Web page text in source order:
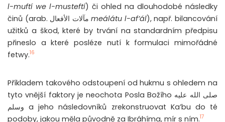
l-muftí we l-musteftí) či ohled na dlouhodobé následky
činů (arab.
مآلات الأفعالmeálátu l-af’ál), např. bilancování
užitků a škod, které by trvání na standardním předpisu
přineslo a které posléze nutí k formulaci mimořádné
fetwy.16
Příkladem takového odstoupení od hukmu s ohledem na
tyto vnější faktory je neochota Posla Božího صلى الله عليه
وسلمa jeho následovníků zrekonstruovat Ka’bu do té
podoby, jakou měla původně za Ibráhíma, mír s ním.17